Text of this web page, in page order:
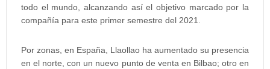
todo el mundo, alcanzando así el objetivo marcado por la
compañía para este primer semestre del 2021.
Por zonas, en España, Llaollao ha aumentado su presencia
en el norte, con un nuevo punto de venta en Bilbao; otro en